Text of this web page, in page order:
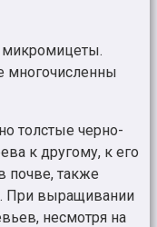
микромицеты.
многочисленны
толстые черно-
к другому, к его
почве, также
При выращивании
несмотря на